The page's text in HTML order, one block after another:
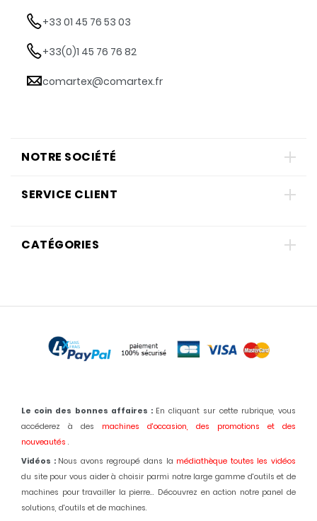
+33 01 45 76 53 03
+33(0)1 45 76 76 82
comartex@comartex.fr
NOTRE SOCIÉTÉ
SERVICE CLIENT
CATÉGORIES
Le coin des bonnes affaires : En cliquant sur cette rubrique, vous
accéderez à des machines d'occasion, des promotions et des
nouveautés .
Vidéos : Nous avons regroupé dans la médiathèque toutes les vidéos
du site pour vous aider à choisir parmi notre large gamme d'outils et de
machines pour travailler la pierre... Découvrez en action notre panel de
solutions, d'outils et de machines.